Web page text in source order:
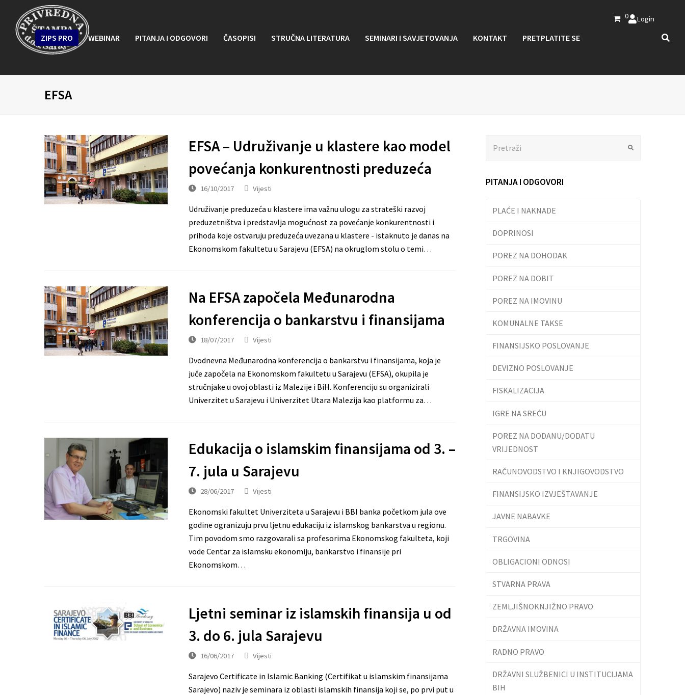
0 Login
ZIPS PRO WEBINAR PITANJA I ODGOVORI ČASOPISI STRUČNA LITERATURA SEMINARI I SAVJETOVANJA KONTAKT PRETPLATITE SE
EFSA
EFSA – Udruživanje u klastere kao model
povećanja konkurentnosti preduzeća
16/10/2017 Vijesti
Udruživanje preduzeća u klastere ima važnu ulogu za strateški razvoj
preduzetništva i predstavlja mogućnost za povećanje konkurentnosti i
prihoda koje ostvaruju preduzeća uvezana u klastere - istaknuto je danas na
Ekonomskom fakultetu u Sarajevu (EFSA) na okruglom stolu o temi…
Na EFSA započela Međunarodna
konferencija o bankarstvu i finansijama
18/07/2017 Vijesti
Dvodnevna Međunarodna konferencija o bankarstvu i finansijama, koja je
juče započela na Ekonomskom fakultetu u Sarajevu (EFSA), okupila je
stručnjake u ovoj oblasti iz Malezije i BiH. Konferenciju su organizirali
Univerzitet u Sarajevu i Univerzitet Utara Malezija kao platformu za…
Edukacija o islamskim finansijama od 3. –
7. jula u Sarajevu
28/06/2017 Vijesti
Ekonomski fakultet Univerziteta u Sarajevu i BBI banka početkom jula ove
godine ogranizuju prvu ljetnu edukaciju iz islamskog bankarstva u regionu.
Tim povodom smo razgovarali sa profesorima Ekonomskog fakulteta, koji
vode Centar za islamsku ekonomiju, bankarstvo i finansije pri
Ekonomskom…
Ljetni seminar iz islamskih finansija u od
3. do 6. jula Sarajevu
16/06/2017 Vijesti
Sarajevo Certificate in Islamic Banking (Certifikat u islamskim finansijama
Sarajevo) naziv je seminara iz oblasti islamskih finansija koji se, po prvi put u
PITANJA I ODGOVORI
PLAĆE I NAKNADE
DOPRINOSI
POREZ NA DOHODAK
POREZ NA DOBIT
POREZ NA IMOVINU
KOMUNALNE TAKSE
FINANSIJSKO POSLOVANJE
DEVIZNO POSLOVANJE
FISKALIZACIJA
IGRE NA SREĆU
POREZ NA DODANU/DODATU
VRIJEDNOST
RAČUNOVODSTVO I KNJIGOVODSTVO
FINANSIJSKO IZVJEŠTAVANJE
JAVNE NABAVKE
TRGOVINA
OBLIGACIONI ODNOSI
STVARNA PRAVA
ZEMLJIŠNOKNJIŽNO PRAVO
DRŽAVNA IMOVINA
RADNO PRAVO
DRŽAVNI SLUŽBENICI U INSTITUCIJAMA
BIH